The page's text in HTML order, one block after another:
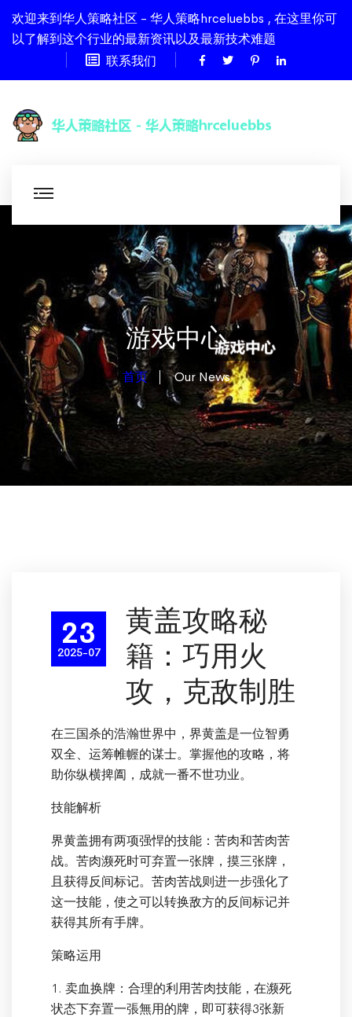
欢迎来到华人策略社区 - 华人策略hrceluebbs , 在这里你可
以了解到这个行业的最新资讯以及最新技术难题
联系我们
游戏中心
首页 Our News
23
2025-07
黄盖攻略秘
籍：巧用火
攻，克敌制胜
在三国杀的浩瀚世界中，界黄盖是一位智勇
双全、运筹帷幄的谋士。掌握他的攻略，将
助你纵横捭阖，成就一番不世功业。
技能解析
界黄盖拥有两项强悍的技能：苦肉和苦肉苦
战。苦肉濒死时可弃置一张牌，摸三张牌，
且获得反间标记。苦肉苦战则进一步强化了
这一技能，使之可以转换敌方的反间标记并
获得其所有手牌。
策略运用
1. 卖血换牌：合理的利用苦肉技能，在濒死
状态下弃置一張無用的牌，即可获得3张新